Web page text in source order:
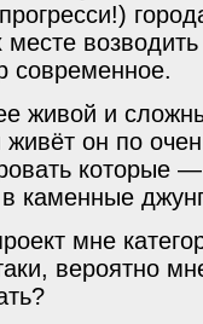
современное.
живой и
живёт он по
которые —
каменные
мне
вероятно